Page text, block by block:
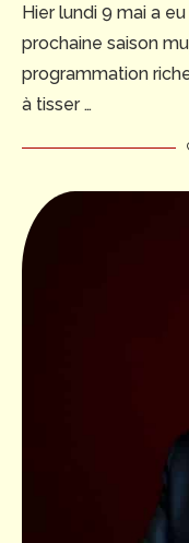
Hier lundi 9 mai a
prochaine saison
programmation
à tisser …